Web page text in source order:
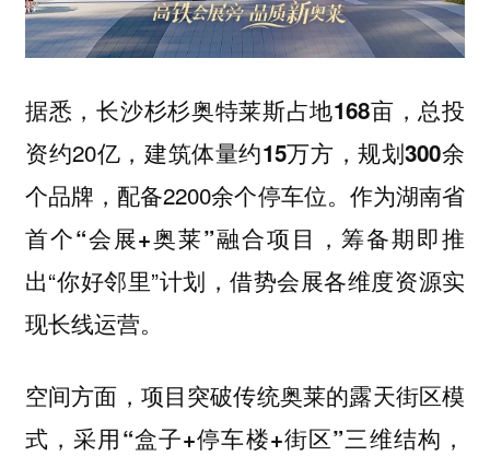
据悉，长沙杉杉奥特莱斯占地168亩 ，总投
资约20亿， 建筑体量约15万方，规划300余
个品牌 ，配备2200余个停车位。作为湖南省
首个“会展+奥莱”融合项目 ，筹备期即推
出“你好邻里”计划，借势会展各维度资源实
现长线运营。
空间方面，项目突破传统奥莱的露天街区模
式，采用“盒子+停车楼+街区”三维结构，